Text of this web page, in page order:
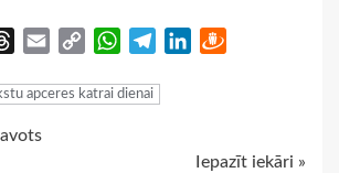
Threads
Email
Copy
WhatsApp
TelegramLinkedIn
apceres katrai dienai
Iepazīt iekāri »